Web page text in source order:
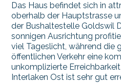
Das Haus befindet sich in
oberhalb der Hauptstrasse
der Bushaltestelle Goldswil
sonnigen Ausrichtung
viel Tageslicht, während die
öffentlichen Verkehr eine
unkomplizierte
Interlaken Ost ist sehr gut